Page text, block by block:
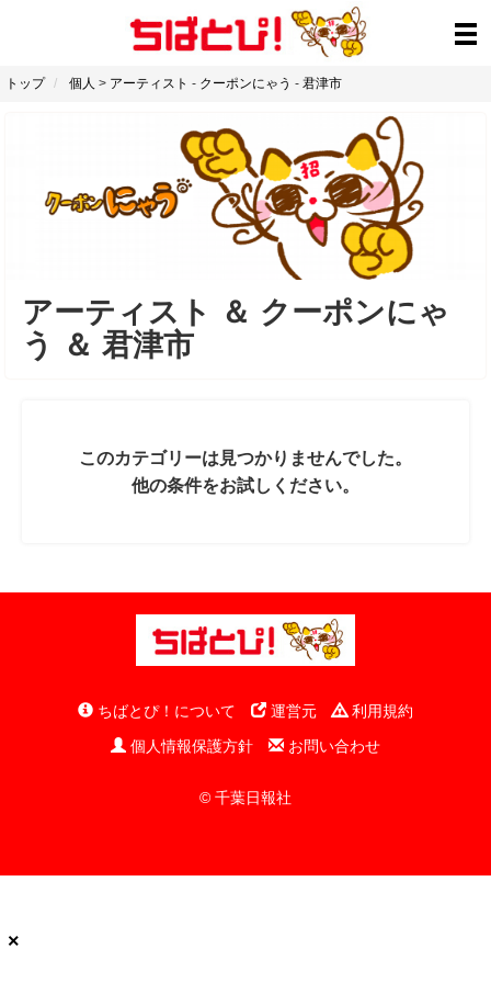
トップ 個人 > アーティスト - クーポンにゃう - 君津市
アーティスト ＆ クーポンにゃ
う
＆ 君津市
このカテゴリーは見つかりませんでした。
他の条件をお試しください。
ちばとぴ！について 運営元
利用規約
個人情報保護方針
お問い合わせ
© 千葉日報社
×